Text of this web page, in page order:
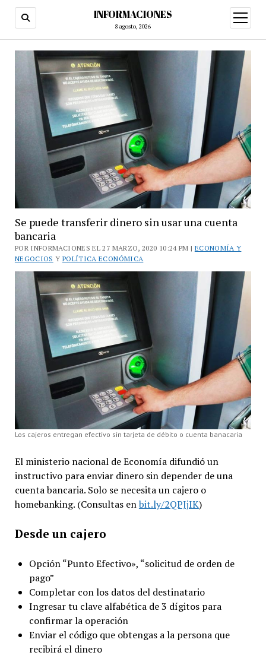
INFORMACIONES
8 agosto, 2026
abrir
menú
Se puede transferir dinero sin usar una cuenta
bancaria
POR INFORMACIONES EL 27 MARZO, 2020 10:24 PM | ECONOMÍA Y
NEGOCIOS Y POLÍTICA ECONÓMICA
Los cajeros entregan efectivo sin tarjeta de débito o cuenta banacaria
El ministerio nacional de Economía difundió un
instructivo para enviar dinero sin depender de una
cuenta bancaria. Solo se necesita un cajero o
homebanking. (Consultas enbit.ly/2QPJjIK)
Desde un cajero
Opción “Punto Efectivo», “solicitud de orden de
pago”
Completar con los datos del destinatario
Ingresar tu clave alfabética de 3 dígitos para
confirmar la operación
Enviar el código que obtengas a la persona que
recibirá el dinero